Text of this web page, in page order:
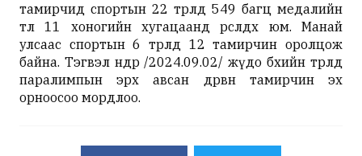
тамирчид спортын 22 төрөлд 549 багц медалийн
төлөө 11 хоногийн хугацаанд өрсөлдөх юм. Манай
улсаас спортын 6 төрөлд 12 тамирчин оролцож
байна. Тэгвэл өнөөдөр /2024.09.02/ жүдо бөхийн төрөлд
паралимпын эрх авсан дөрвөн тамирчин эх
орноосоо мордлоо.